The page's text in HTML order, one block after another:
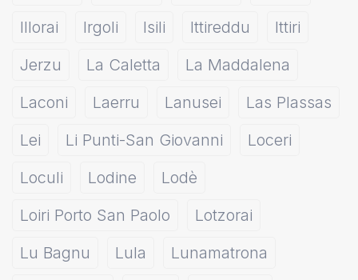
Illorai
Irgoli Isili Ittireddu
Ittiri
Jerzu
La Caletta
La Maddalena
Laconi
Laerru Lanusei
Las Plassas
Lei
Li Punti-San Giovanni
Loceri
Loculi
Lodine
Lodè
Loiri Porto San Paolo
Lotzorai
Lu Bagnu
Lula
Lunamatrona